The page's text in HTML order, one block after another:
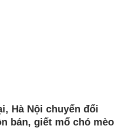
Hà Nội chuyển đổi
bán, giết mổ chó mèo